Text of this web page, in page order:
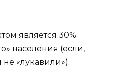
является 30%
населения (если,
«лукавили»).